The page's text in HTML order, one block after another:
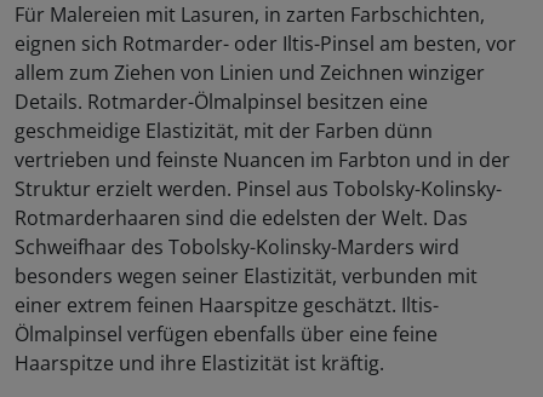
Für Malereien mit Lasuren, in zarten Farbschichten,
eignen sich Rotmarder- oder Iltis-Pinsel am besten, vor
allem zum Ziehen von Linien und Zeichnen winziger
Details. Rotmarder-Ölmalpinsel besitzen eine
geschmeidige Elastizität, mit der Farben dünn
vertrieben und feinste Nuancen im Farbton und in der
Struktur erzielt werden. Pinsel aus Tobolsky-Kolinsky-
Rotmarderhaaren sind die edelsten der Welt. Das
Schweifhaar des Tobolsky-Kolinsky-Marders wird
besonders wegen seiner Elastizität, verbunden mit
einer extrem feinen Haarspitze geschätzt. Iltis-
Ölmalpinsel verfügen ebenfalls über eine feine
Haarspitze und ihre Elastizität ist kräftig.